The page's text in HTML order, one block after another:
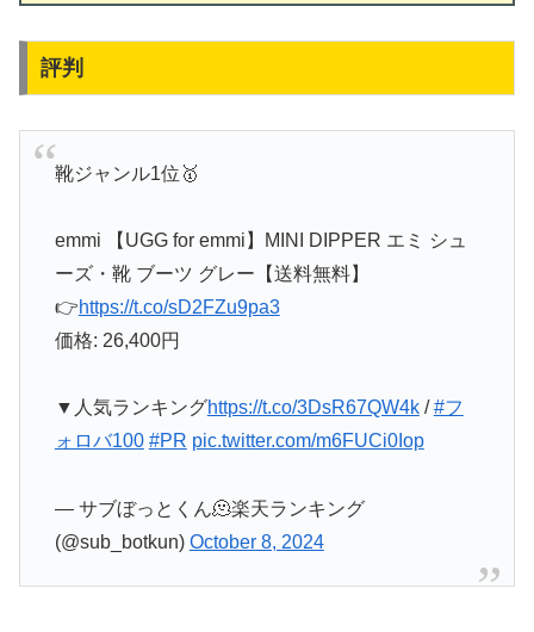
評判
靴ジャンル1位🥇
emmi 【UGG for emmi】MINI DIPPER エミ シュ
ーズ・靴 ブーツ グレー【送料無料】
👉https://t.co/sD2FZu9pa3
価格: 26,400円
▼人気ランキングhttps://t.co/3DsR67QW4k/#フ
ォロバ100 #PR pic.twitter.com/m6FUCi0Iop
— サブぼっとくん🫠楽天ランキング
(@sub_botkun) October 8, 2024